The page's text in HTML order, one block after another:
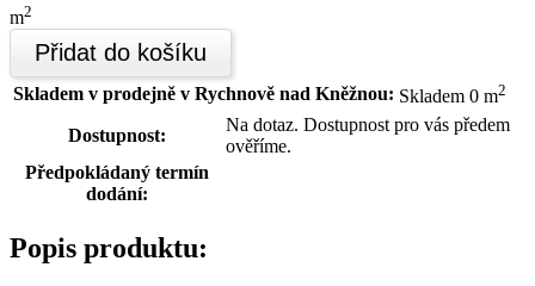
m2
Přidat do košíku
Skladem v prodejně v Rychnově nad Kněžnou: Skladem 0 m2
Dostupnost:
Na dotaz. Dostupnost pro vás předem
ověříme.
Předpokládaný termín
dodání:
Popis produktu: